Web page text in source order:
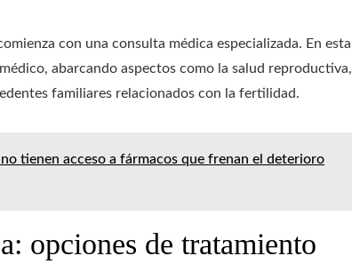
con una consulta médica especializada. En esta
abarcando aspectos como la salud reproductiva,
familiares relacionados con la fertilidad.
tienen acceso a fármacos que frenan el deterioro
opciones de tratamiento